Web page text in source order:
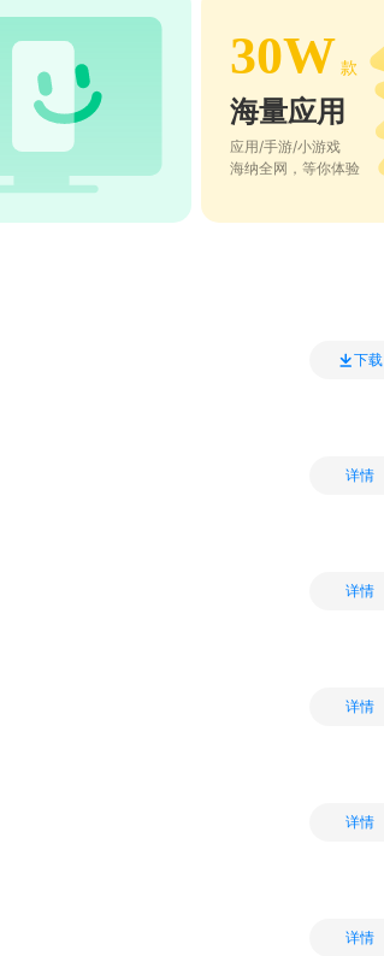
30W 款
海量应用
应用/手游/小游戏
海纳全网，等你体验
下载
详情
详情
详情
详情
详情